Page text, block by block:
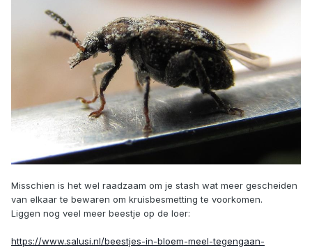
Misschien is het wel raadzaam om je stash wat meer gescheiden
van elkaar te bewaren om kruisbesmetting te voorkomen.
Liggen nog veel meer beestje op de loer:
https://www.salusi.nl/beestjes-in-bloem-meel-tegengaan-